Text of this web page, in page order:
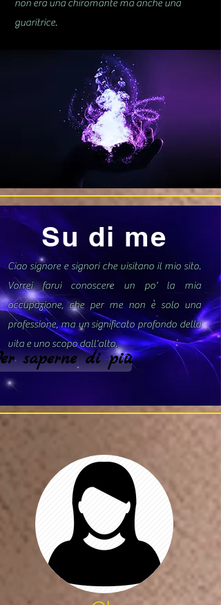
non era una chiromante ma anche una
guaritrice.
Su di me
Ciao signore e signori che visitano il mio sito.
Vorrei farvi conoscere un po' la mia
occupazione, che per me non è solo una
professione, ma un significato profondo della
vita e uno scopo dall'alto.
saperne di più